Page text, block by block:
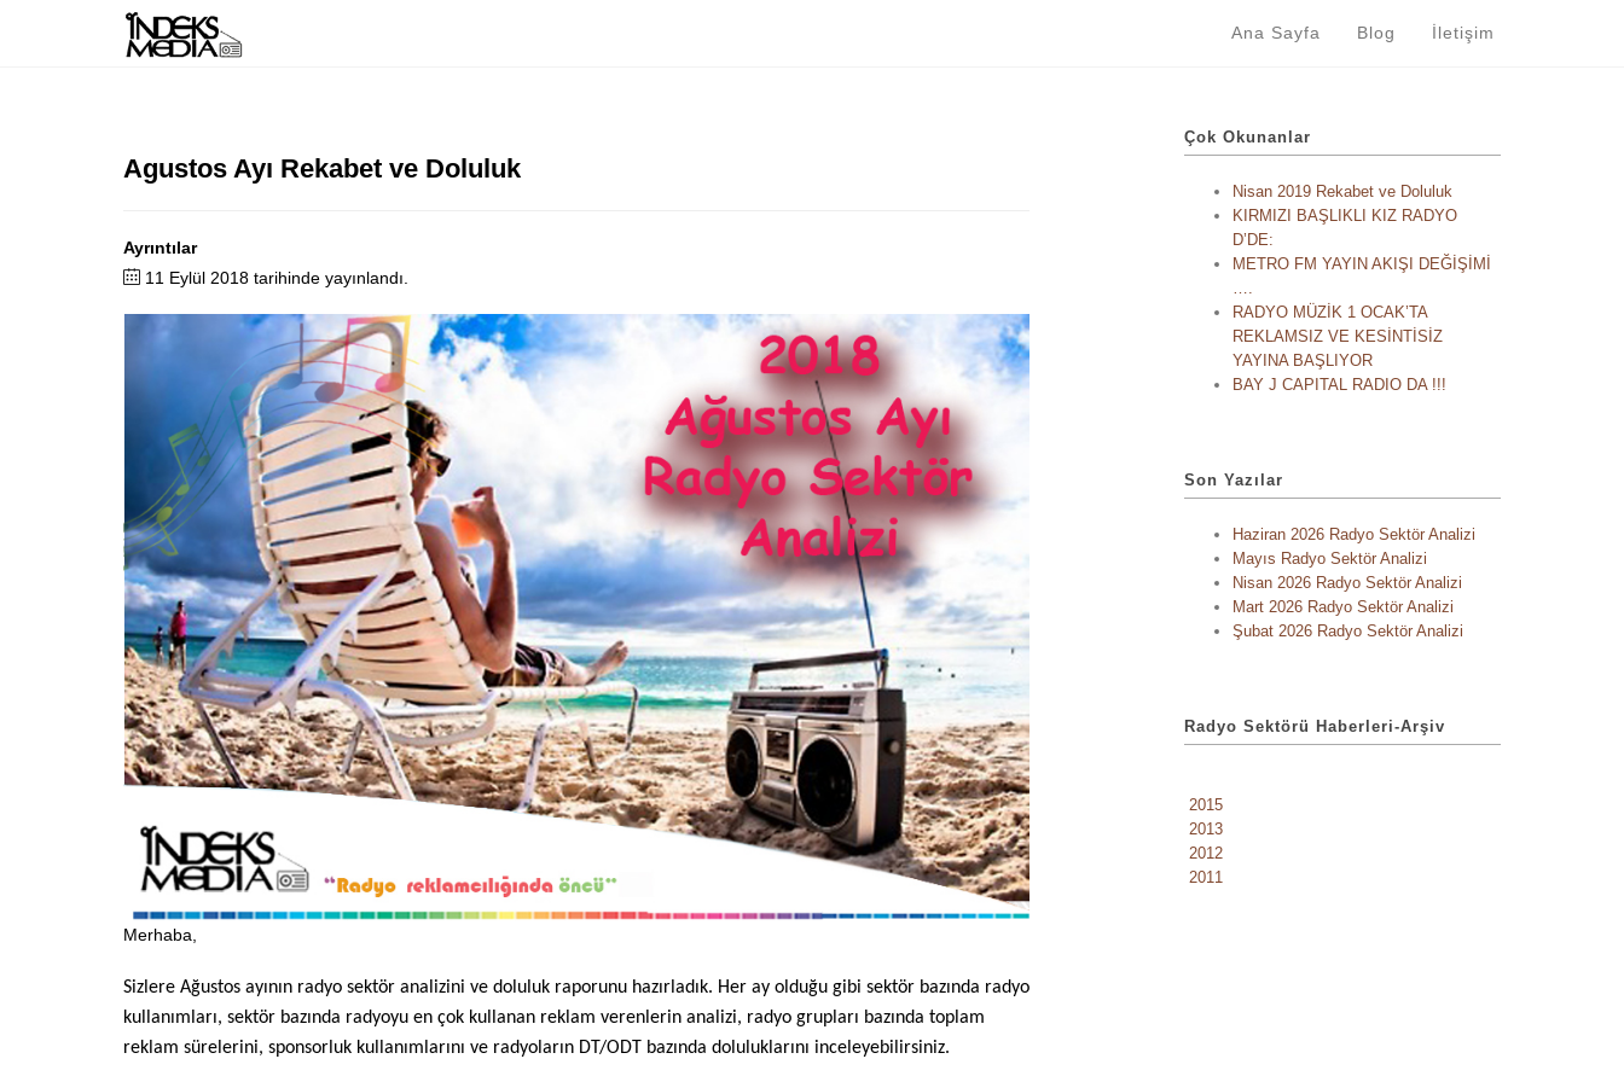
Ana Sayfa Blog İletişim
Agustos Ayı Rekabet ve Doluluk
Ayrıntılar
11 Eylül 2018 tarihinde yayınlandı.
Merhaba,
Sizlere Ağustos ayının radyo sektör analizini ve doluluk raporunu hazırladık. Her ay olduğu gibi sektör bazında radyo
kullanımları, sektör bazında radyoyu en çok kullanan reklam verenlerin analizi, radyo grupları bazında toplam
reklam sürelerini, sponsorluk kullanımlarını ve radyoların DT/ODT bazında doluluklarını inceleyebilirsiniz.
Çok Okunanlar
Nisan 2019 Rekabet ve Doluluk
KIRMIZI BAŞLIKLI KIZ RADYO
D’DE:
METRO FM YAYIN AKIŞI DEĞİŞİMİ
….
RADYO MÜZİK 1 OCAK’TA
REKLAMSIZ VE KESİNTİSİZ
YAYINA BAŞLIYOR
BAY J CAPITAL RADIO DA !!!
Son Yazılar
Haziran 2026 Radyo Sektör Analizi
Mayıs Radyo Sektör Analizi
Nisan 2026 Radyo Sektör Analizi
Mart 2026 Radyo Sektör Analizi
Şubat 2026 Radyo Sektör Analizi
Radyo Sektörü Haberleri-Arşiv
2015
2013
2012
2011